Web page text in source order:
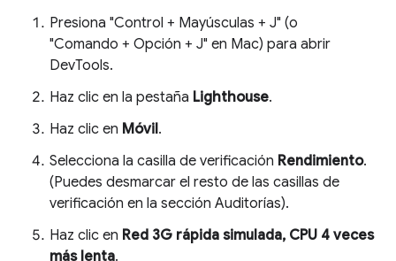
Presiona "Control + Mayúsculas + J" (o
"Comando + Opción + J" en Mac) para abrir
DevTools.
Haz clic en la pestaña Lighthouse.
Haz clic en Móvil.
Selecciona la casilla de verificación Rendimiento.
(Puedes desmarcar el resto de las casillas de
verificación en la sección Auditorías).
Haz clic en Red 3G rápida simulada, CPU 4 veces
más lenta.